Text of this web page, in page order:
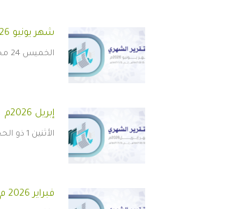
شهر يونيو 2026م
الخميس 24 محرم 1448هـ
إبريل 2026م
الأثنين 1 ذو الحجة 1447هـ
فبراير 2026 م